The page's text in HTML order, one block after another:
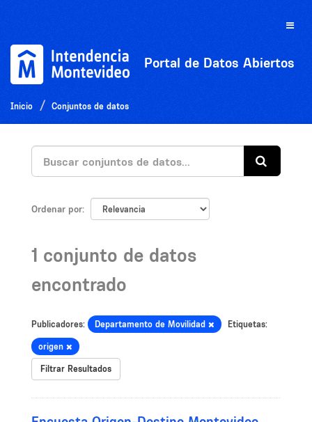
Toggle
Portal de Datos Abiertos
Inicio Conjuntos de datos
Ordenar por
1 conjunto de datos
encontrado
Publicadores: Departamento de Movilidad Etiquetas:
origen
Filtrar Resultados